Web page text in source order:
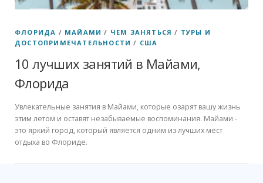
ФЛОРИДА / МАЙАМИ / ЧЕМ ЗАНЯТЬСЯ / ТУРЫ И
ДОСТОПРИМЕЧАТЕЛЬНОСТИ / США
10 лучших занятий в Майами,
Флорида
Увлекательные занятия в Майами, которые озарят вашу жизнь
этим летом и оставят незабываемые воспоминания. Майами -
это яркий город, который является одним из лучших мест
отдыха во Флориде.